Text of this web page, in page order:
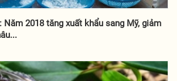
Năm 2018 tăng xuất khẩu sang Mỹ, giảm